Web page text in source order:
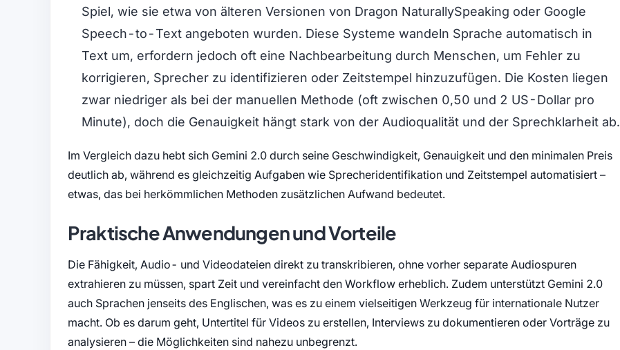
Spiel, wie sie etwa von älteren Versionen von Dragon NaturallySpeaking oder Google
Speech-to-Text angeboten wurden. Diese Systeme wandeln Sprache automatisch in
Text um, erfordern jedoch oft eine Nachbearbeitung durch Menschen, um Fehler zu
korrigieren, Sprecher zu identifizieren oder Zeitstempel hinzuzufügen. Die Kosten liegen
zwar niedriger als bei der manuellen Methode (oft zwischen 0,50 und 2 US-Dollar pro
Minute), doch die Genauigkeit hängt stark von der Audioqualität und der Sprechklarheit ab.
Im Vergleich dazu hebt sich Gemini 2.0 durch seine Geschwindigkeit, Genauigkeit und den minimalen Preis
deutlich ab, während es gleichzeitig Aufgaben wie Sprecheridentifikation und Zeitstempel automatisiert –
etwas, das bei herkömmlichen Methoden zusätzlichen Aufwand bedeutet.
Praktische Anwendungen und Vorteile
Die Fähigkeit, Audio- und Videodateien direkt zu transkribieren, ohne vorher separate Audiospuren
extrahieren zu müssen, spart Zeit und vereinfacht den Workflow erheblich. Zudem unterstützt Gemini 2.0
auch Sprachen jenseits des Englischen, was es zu einem vielseitigen Werkzeug für internationale Nutzer
macht. Ob es darum geht, Untertitel für Videos zu erstellen, Interviews zu dokumentieren oder Vorträge zu
analysieren – die Möglichkeiten sind nahezu unbegrenzt.